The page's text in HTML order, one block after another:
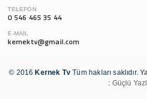
TELEFON
0 546 465 35 44
E-MAIL
kernektv@gmail.com
© 2016 Kernek Tv Tüm hakları saklıdır.
: Güçlü